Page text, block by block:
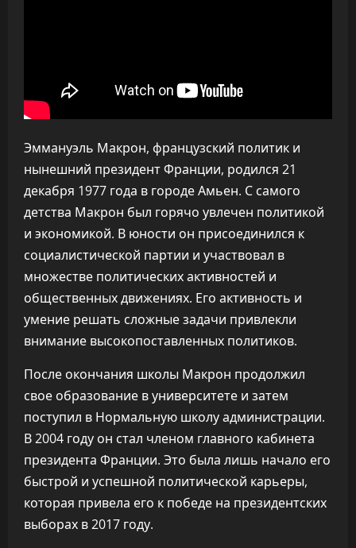
Эммануэль Макрон, французский политик и
нынешний президент Франции, родился 21
декабря 1977 года в городе Амьен. С самого
детства Макрон был горячо увлечен политикой
и экономикой. В юности он присоединился к
социалистической партии и участвовал в
множестве политических активностей и
общественных движениях. Его активность и
умение решать сложные задачи привлекли
внимание высокопоставленных политиков.
После окончания школы Макрон продолжил
свое образование в университете и затем
поступил в Нормальную школу администрации.
В 2004 году он стал членом главного кабинета
президента Франции. Это была лишь начало его
быстрой и успешной политической карьеры,
которая привела его к победе на президентских
выборах в 2017 году.